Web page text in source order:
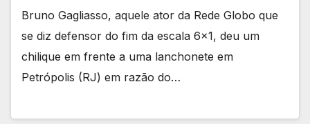
Bruno Gagliasso, aquele ator da Rede Globo que
se diz defensor do fim da escala 6×1, deu um
chilique em frente a uma lanchonete em
Petrópolis (RJ) em razão do…